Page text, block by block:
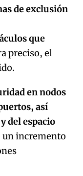
de exclusión
que
preciso, el
en nodos
así
del espacio
un incremento